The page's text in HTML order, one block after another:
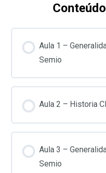
Aula 1 –
Semio
Aula 2 – Historia
Aula 3 –
Semio